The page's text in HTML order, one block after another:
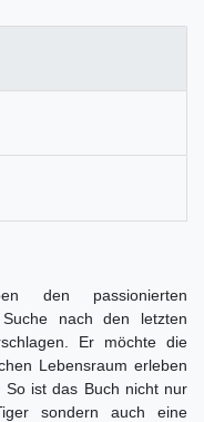
den passionierten
nach den letzten
Er möchte die
Lebensraum erleben
ist das Buch nicht nur
sondern auch eine